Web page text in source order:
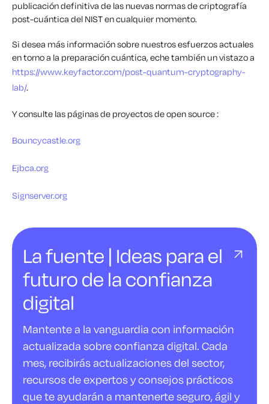
publicación definitiva de las nuevas normas de criptografía
post-cuántica del NIST en cualquier momento.
Si desea más información sobre nuestros esfuerzos actuales
en torno a la preparación cuántica, eche también un vistazo a
https://www.keyfactor.com/post-quantum-cryptography-
lab/.
Y consulte las páginas de proyectos de open source :
Bouncycastle.org
Ejbca.org
Signserver.org
La fuente | Ideas para el
futuro de la confianza
digital
Mantente a la vanguardia con información
actualizada sobre confianza digital. Cada
mes, recibirás actualizaciones del sector,
recursos de expertos y consejos prácticos
que te ayudarán a mantenerte seguro, ágil y